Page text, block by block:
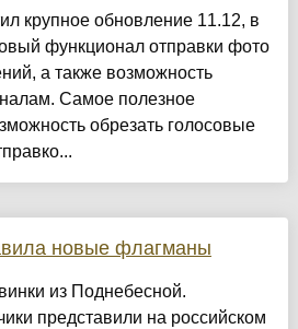
крупное обновление 11.12, в
функционал отправки фото
а также возможность
Самое полезное
обрезать голосовые
новые флагманы
из Поднебесной.
представили на российском